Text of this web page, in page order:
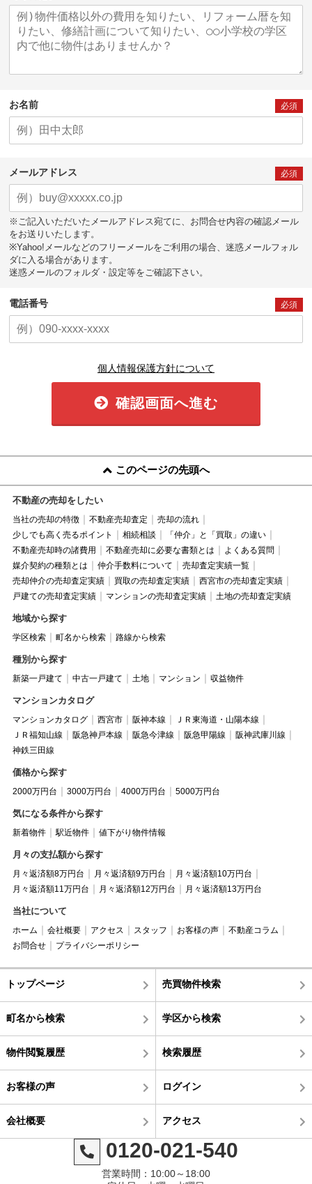
お名前 必須
メールアドレス 必須
※ご記入いただいたメールアドレス宛てに、お問合せ内容の確認メール
をお送りいたします。
※Yahoo!メールなどのフリーメールをご利用の場合、迷惑メールフォル
ダに入る場合があります。
迷惑メールのフォルダ・設定等をご確認下さい。
電話番号 必須
個人情報保護方針について
確認画面へ進む
このページの先頭へ
不動産の売却をしたい
当社の売却の特徴 不動産売却査定
売却の流れ
少しでも高く売るポイント
相続相談
「仲介」と「買取」の違い
不動産売却時の諸費用
不動産売却に必要な書類とは
よくある質問
媒介契約の種類とは
仲介手数料について
売却査定実績一覧
売却仲介の売却査定実績
買取の売却査定実績
西宮市の売却査定実績
戸建ての売却査定実績
マンションの売却査定実績 土地の売却査定実績
地域から探す
学区検索 町名から検索 路線から検索
種別から探す
新築一戸建て 中古一戸建て 土地 マンション 収益物件
マンションカタログ
マンションカタログ 西宮市 阪神本線
ＪＲ東海道・山陽本線
ＪＲ福知山線
阪急神戸本線 阪急今津線 阪急甲陽線
阪神武庫川線
神鉄三田線
価格から探す
2000万円台 3000万円台 4000万円台 5000万円台
気になる条件から探す
新着物件 駅近物件 値下がり物件情報
月々の支払額から探す
月々返済額8万円台 月々返済額9万円台
月々返済額10万円台
月々返済額11万円台
月々返済額12万円台 月々返済額13万円台
当社について
ホーム 会社概要 アクセス スタッフ お客様の声
不動産コラム
お問合せ
プライバシーポリシー
トップページ 売買物件検索
町名から検索 学区から検索
物件閲覧履歴 検索履歴
お客様の声 ログイン
会社概要 アクセス
0120-021-540
営業時間：10:00～18:00